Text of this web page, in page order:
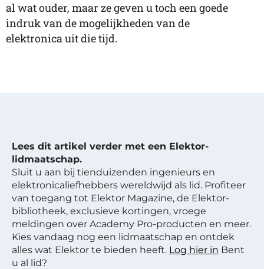
al wat ouder, maar ze geven u toch een goede
indruk van de mogelijkheden van de
elektronica uit die tijd.
Lees dit artikel verder met een Elektor-
lidmaatschap.
Sluit u aan bij tienduizenden ingenieurs en
elektronicaliefhebbers wereldwijd als lid. Profiteer
van toegang tot Elektor Magazine, de Elektor-
bibliotheek, exclusieve kortingen, vroege
meldingen over Academy Pro-producten en meer.
Kies vandaag nog een lidmaatschap en ontdek
alles wat Elektor te bieden heeft. Log hier in Bent
u al lid?